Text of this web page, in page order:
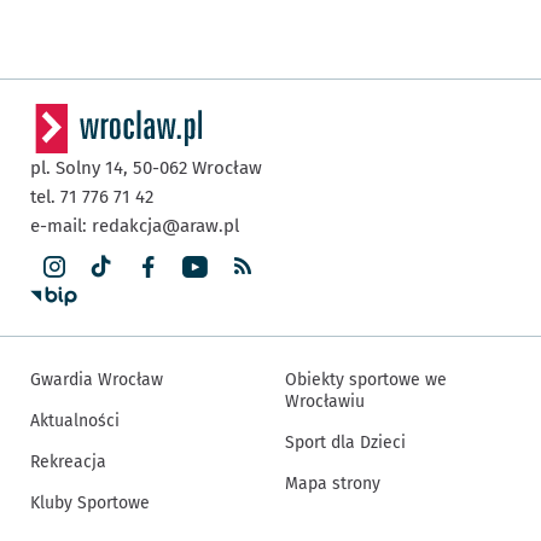
pl. Solny 14, 50-062 Wrocław
tel. 71 776 71 42
e-mail: redakcja@araw.pl
Gwardia Wrocław
Aktualności
Rekreacja
Kluby Sportowe
Obiekty sportowe we
Wrocławiu
Sport dla Dzieci
Mapa strony